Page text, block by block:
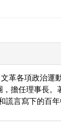
革各項政治運
擔任理事長。
謊言寫下的百